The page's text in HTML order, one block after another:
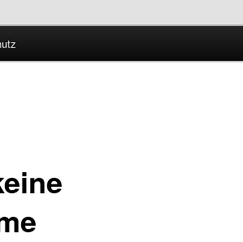
Technologie